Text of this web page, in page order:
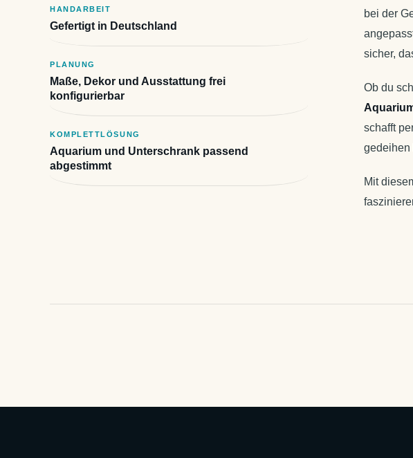
HANDARBEIT
Gefertigt in Deutschland
PLANUNG
Maße, Dekor und Ausstattung frei
konfigurierbar
KOMPLETTLÖSUNG
Aquarium und Unterschrank passend
abgestimmt
bei der
sicher,
Ob du
schafft
gedeihen
Mit